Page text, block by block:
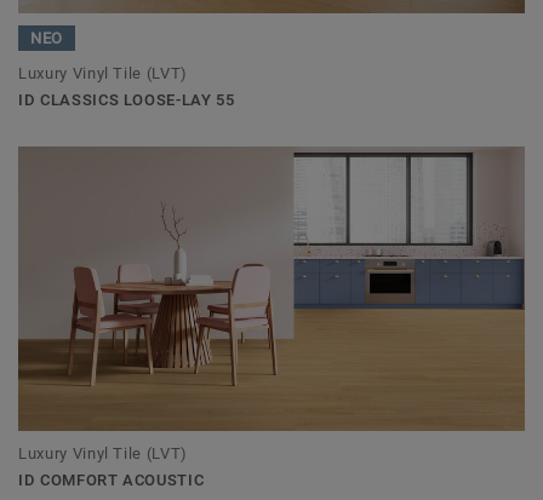
ΝΕΟ
Luxury Vinyl Tile (LVT)
ID CLASSICS LOOSE-LAY 55
Luxury Vinyl Tile (LVT)
ID COMFORT ACOUSTIC